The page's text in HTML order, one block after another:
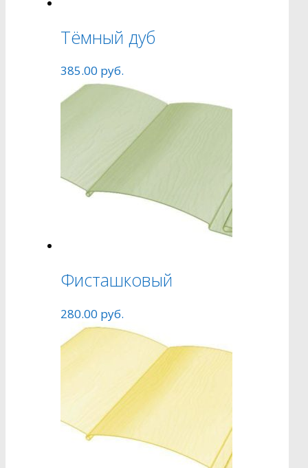
Тёмный дуб
385.00 руб.
Фисташковый
280.00 руб.